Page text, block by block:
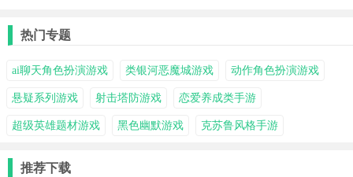
热门专题
ai聊天角色扮演游戏 类银河恶魔城游戏 动作角色扮演游戏
悬疑系列游戏 射击塔防游戏 恋爱养成类手游
超级英雄题材游戏 黑色幽默游戏 克苏鲁风格手游
推荐下载